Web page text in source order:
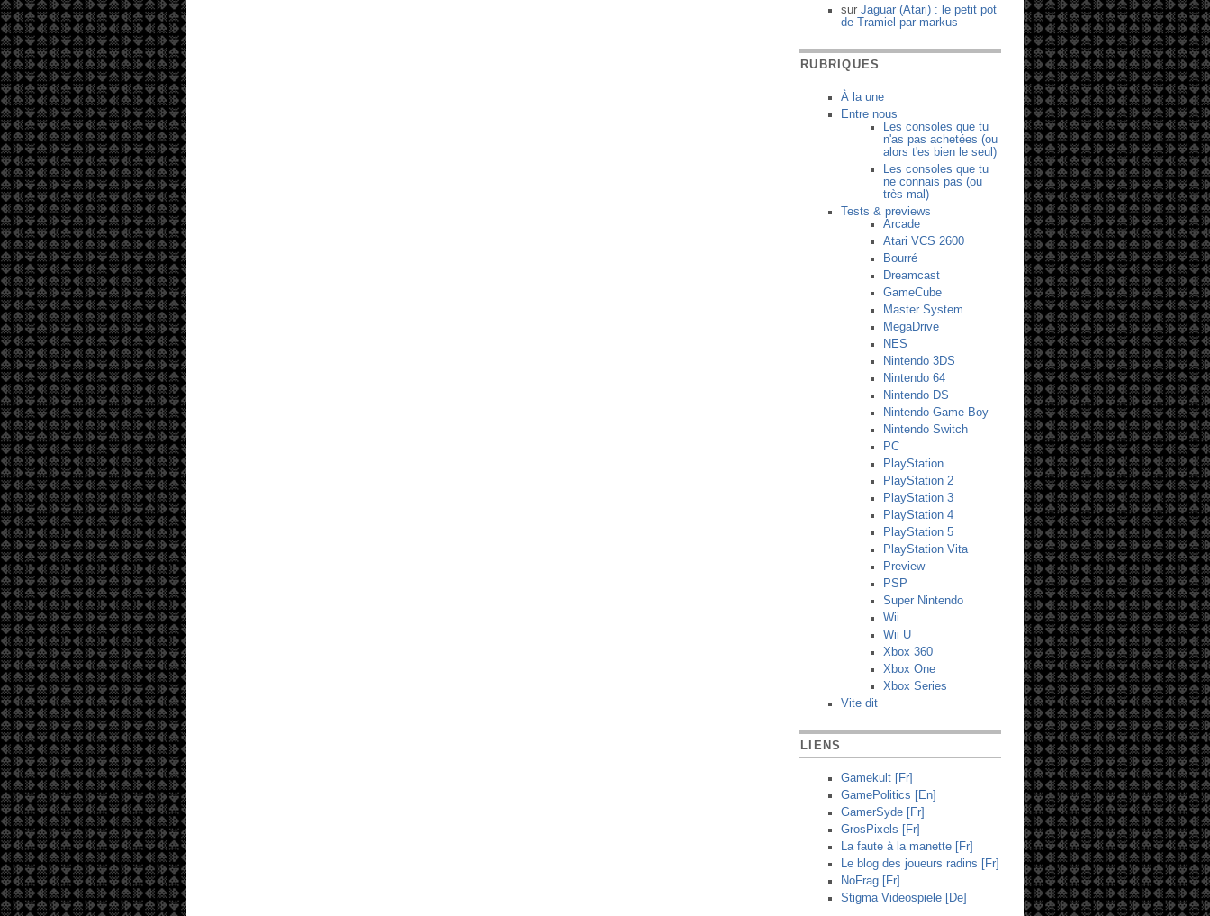
sur Jaguar (Atari) : le petit pot
de Tramiel par markus
RUBRIQUES
À la une
Entre nous
Les consoles que tu
n'as pas achetées (ou
alors t'es bien le seul)
Les consoles que tu
ne connais pas (ou
très mal)
Tests & previews
Arcade
Atari VCS 2600
Bourré
Dreamcast
GameCube
Master System
MegaDrive
NES
Nintendo 3DS
Nintendo 64
Nintendo DS
Nintendo Game Boy
Nintendo Switch
PC
PlayStation
PlayStation 2
PlayStation 3
PlayStation 4
PlayStation 5
PlayStation Vita
Preview
PSP
Super Nintendo
Wii
Wii U
Xbox 360
Xbox One
Xbox Series
Vite dit
LIENS
Gamekult [Fr]
GamePolitics [En]
GamerSyde [Fr]
GrosPixels [Fr]
La faute à la manette [Fr]
Le blog des joueurs radins [Fr]
NoFrag [Fr]
Stigma Videospiele [De]